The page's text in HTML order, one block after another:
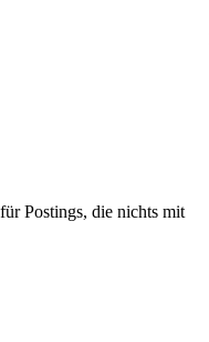
Postings, die nichts mit